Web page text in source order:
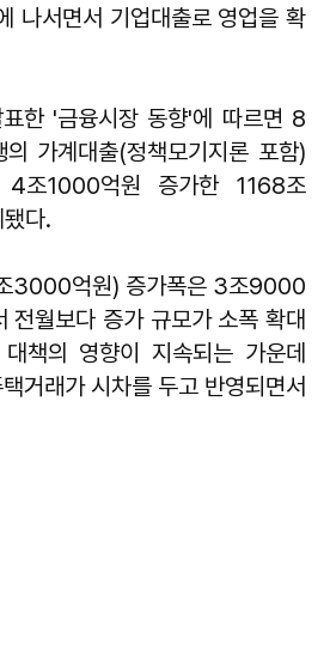
나서면서 기업대출로 영업을 확
한 '금융시장 동향'에 따르면 8
가계대출(정책모기지론 포함)
조1000억원 증가한 1168조
다.
3000억원) 증가폭은 3조9000
전월보다 증가 규모가 소폭 확대
책의 영향이 지속되는 가운데
거래가 시차를 두고 반영되면서